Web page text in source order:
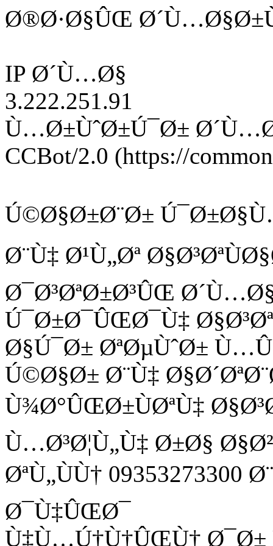
Ø®Ø·Ø§ÛŒ
IP Ø´Ù…Ø§
3.222.251.91
Ù…Ø±ÙˆØ±Ú¯Ø±
CCBot/2.0 (https://
Ú©Ø§Ø±Ø¨Ø±
Ø¨Ù‡ Ø¹Ù„Øª
Ø¯Ø³ØªØ±Ø³ÛŒ
Ú¯Ø±Ø¯ÛŒØ¯Ù‡ Ø§Ø³Øª
Ø§Ú¯Ø± ØªØµÙˆØ±
Ú©Ø§Ø± Ø¨Ù‡
Ù¾Ø°ÛŒØ±ÙØªÙ‡
Ù…Ø³Ø¦Ù„Ù‡ Ø±Ø§
ØªÙ„ÙÙ†
Ø¯Ù‡ÛŒØ¯
Ù‡Ù…Ú†Ù†ÛŒÙ† Ø¯Ø±